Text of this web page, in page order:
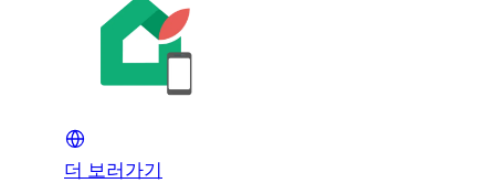
더 보러가기